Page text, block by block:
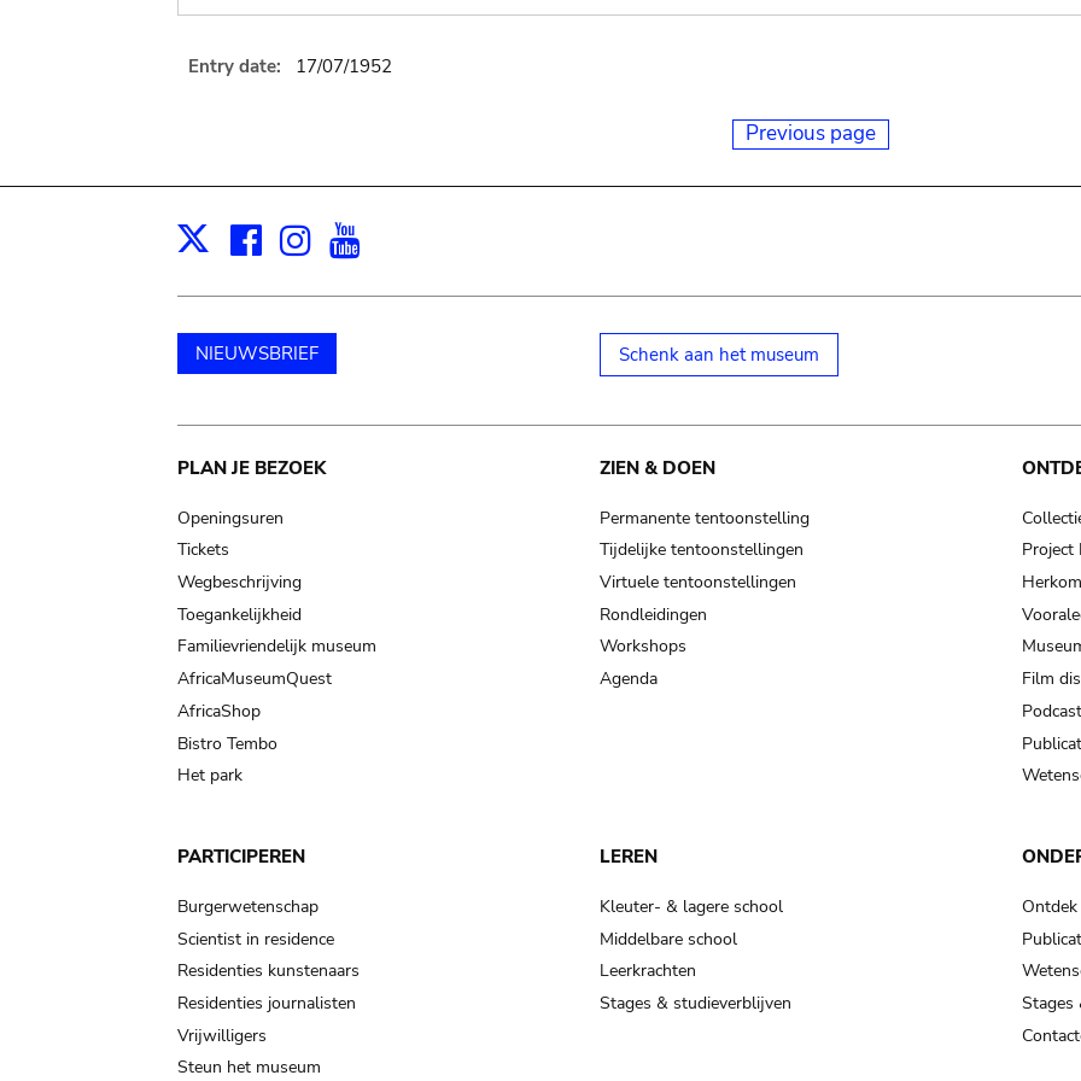
Entry date: 17/07/1952
Previous page
X Facebook
Instagram
NIEUWSBRIEF Schenk aan het museum
Main
navigation
PLAN JE BEZOEK
Openingsuren
Tickets
Wegbeschrijving
Toegankelijkheid
Familievriendelijk museum
AfricaMuseumQuest
AfricaShop
Bistro Tembo
Het park
ZIEN & DOEN
Permanente tentoonstelling
Tijdelijke tentoonstellingen
Virtuele tentoonstellingen
Rondleidingen
Workshops
Agenda
Project
Film
PARTICIPEREN
Burgerwetenschap
Scientist in residence
Residenties kunstenaars
Residenties journalisten
Vrijwilligers
Steun het museum
LEREN
Kleuter- & lagere school
Middelbare school
Leerkrachten
Stages & studieverblijven
Stages